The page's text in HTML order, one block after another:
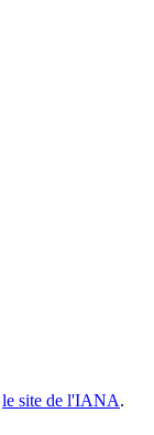
le site de l'IANA.